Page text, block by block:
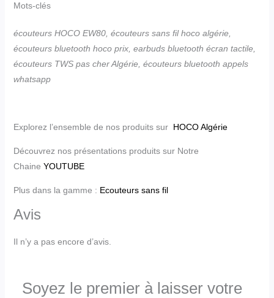
Mots-clés
écouteurs HOCO EW80, écouteurs sans fil hoco algérie,
écouteurs bluetooth hoco prix, earbuds bluetooth écran tactile,
écouteurs TWS pas cher Algérie, écouteurs bluetooth appels
whatsapp
Explorez l’ensemble de nos produits sur HOCO Algérie
Découvrez nos présentations produits sur Notre
Chaine YOUTUBE
Plus dans la gamme : Ecouteurs sans fil
Avis
Il n’y a pas encore d’avis.
Soyez le premier à laisser votre